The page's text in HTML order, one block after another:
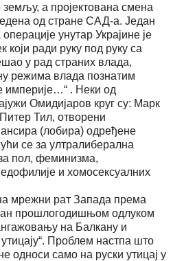
земљу, а пројектована смена
од стране САД-а. Један
унутар Украјине је
који ради руку под руку са
у рад страних влада,
режима влада познатим
империје…“ . Неки од
Омидијаров круг су: Марк
Тил, отворени
(лобира) одређене
се за ултралиберална
пол, феминизма,
и хомосексуалних
мрежни рат Запада према
прошлогодишњом одлуком
на Балкану и
Проблем настпа што
односи само на руски утицај у